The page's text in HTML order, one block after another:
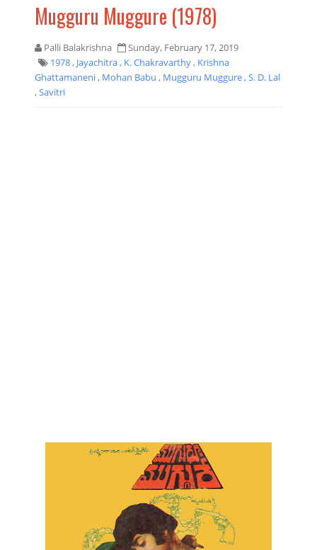
Mugguru Muggure (1978)
Palli Balakrishna
Sunday, February 17, 2019
1978, Jayachitra, K. Chakravarthy, Krishna
Ghattamaneni, Mohan Babu , Mugguru Muggure,S. D. Lal
,Savitri